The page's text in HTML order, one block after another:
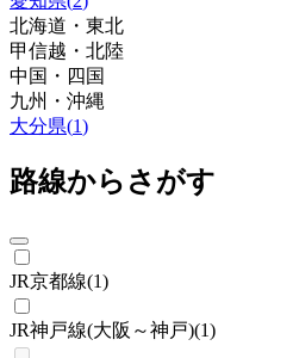
北海道・東北
甲信越・北陸
中国・四国
九州・沖縄
大分県(1)
路線からさがす
JR京都線(1)
JR神戸線(大阪～神戸)(1)